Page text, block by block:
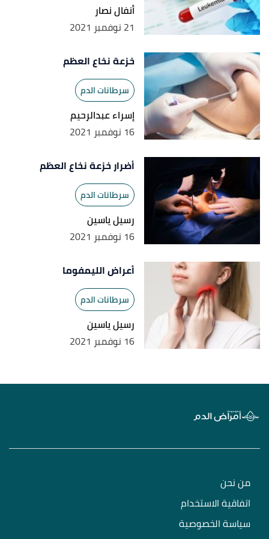
أنفال نصار
21 نوفمبر 2021
خزعة نخاع العظم
سرطانات الدم
إسراء عبدالرحيم
16 نوفمبر 2021
أضرار خزعة نخاع العظم
سرطانات الدم
رسيل ياسين
16 نوفمبر 2021
أعراض الليمفوما
سرطانات الدم
رسيل ياسين
16 نوفمبر 2021
من نحن
اتفاقية الاستخدام
سياسة الخصوصية